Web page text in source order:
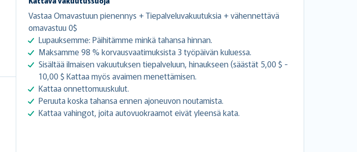
Vastaa Omavastuun pienennys + Tiepalveluvakuutuksia + vähennettävä
omavastuu 0$
Lupauksemme: Päihitämme minkä tahansa hinnan.
Maksamme 98 % korvausvaatimuksista 3 työpäivän kuluessa.
Sisältää ilmaisen vakuutuksen tiepalveluun, hinaukseen (säästät 5,00 $ -
10,00 $ Kattaa myös avaimen menettämisen.
Kattaa onnettomuuskulut.
Peruuta koska tahansa ennen ajoneuvon noutamista.
Kattaa vahingot, joita autovuokraamot eivät yleensä kata.